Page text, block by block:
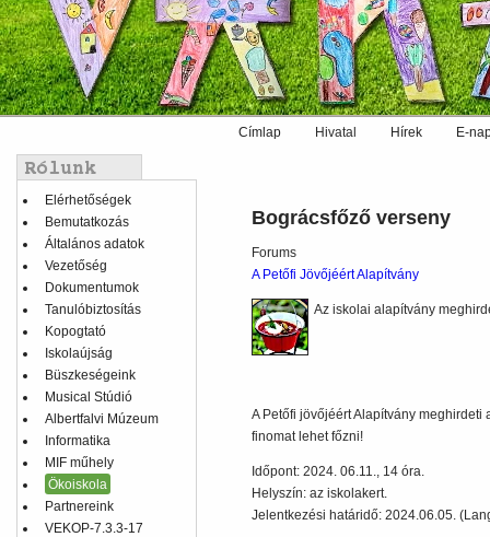
menu
Címlap Hivatal Hírek E-
Balmenü
Elérhetőségek
Bemutatkozás
Általános adatok
Vezetőség
Dokumentumok
Tanulóbiztosítás
Kopogtató
Iskolaújság
Büszkeségeink
Musical Stúdió
Albertfalvi Múzeum
Informatika
MIF műhely
Ökoiskola
Partnereink
VEKOP-7.3.3-17
Bográcsfőző verseny
Forums
A Petőfi Jövőjéért Alapítvány
Az iskolai alapítvány
A Petőfi jövőjéért Alapítvány meghirdeti
finomat lehet főzni!
Időpont: 2024. 06.11., 14 óra.
Helyszín: az iskolakert.
Jelentkezési határidő: 2024.06.05.